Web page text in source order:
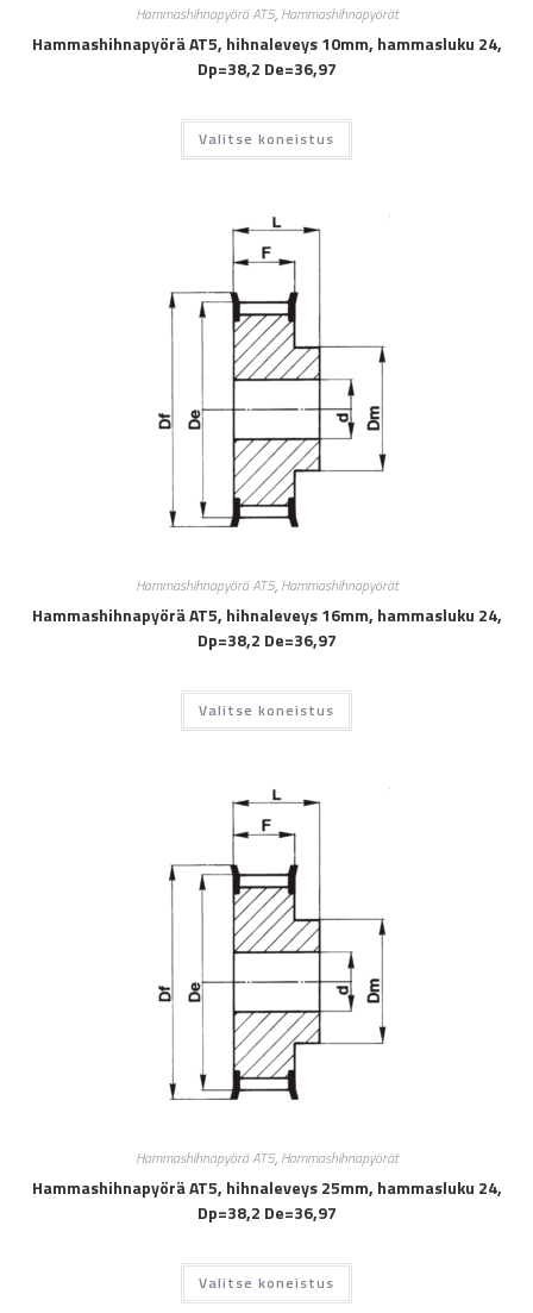
Hammashihnapyörä AT5, Hammashihnapyörät
Hammashihnapyörä AT5, hihnaleveys 10mm, hammasluku 24,
Dp=38,2 De=36,97
Valitse koneistus
Hammashihnapyörä AT5, Hammashihnapyörät
Hammashihnapyörä AT5, hihnaleveys 16mm, hammasluku 24,
Dp=38,2 De=36,97
Valitse koneistus
Hammashihnapyörä AT5, Hammashihnapyörät
Hammashihnapyörä AT5, hihnaleveys 25mm, hammasluku 24,
Dp=38,2 De=36,97
Valitse koneistus